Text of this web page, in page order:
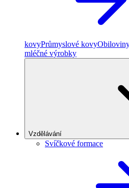
kovyPrůmyslové kovy
mléčné výrobky
Vzdělávání
Svíčkové formace